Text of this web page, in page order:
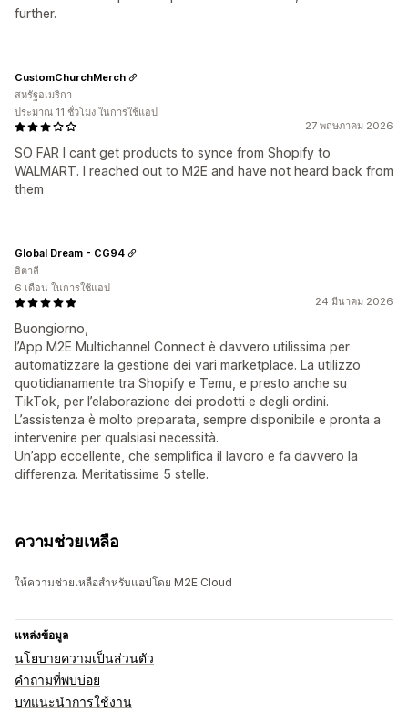
further.
27 พฤษภาคม 2026
SO FAR I cant get products to synce from Shopify to
WALMART. I reached out to M2E and have not heard back from
them
CustomChurchMerch
สหรัฐอเมริกา
ประมาณ 11 ชั่วโมง ในการใช้แอป
24 มีนาคม 2026
Buongiorno,
l’App M2E Multichannel Connect è davvero utilissima per
automatizzare la gestione dei vari marketplace. La utilizzo
quotidianamente tra Shopify e Temu, e presto anche su
TikTok, per l’elaborazione dei prodotti e degli ordini.
L’assistenza è molto preparata, sempre disponibile e pronta a
intervenire per qualsiasi necessità.
Un’app eccellente, che semplifica il lavoro e fa davvero la
differenza. Meritatissime 5 stelle.
Global Dream - CG94
อิตาลี
6 เดือน ในการใช้แอป
ความช่วยเหลือ
ให้ความช่วยเหลือสำหรับแอปโดย M2E Cloud
แหล่งข้อมูล
นโยบายความเป็นส่วนตัว
คำถามที่พบบ่อย
บทแนะนำการใช้งาน